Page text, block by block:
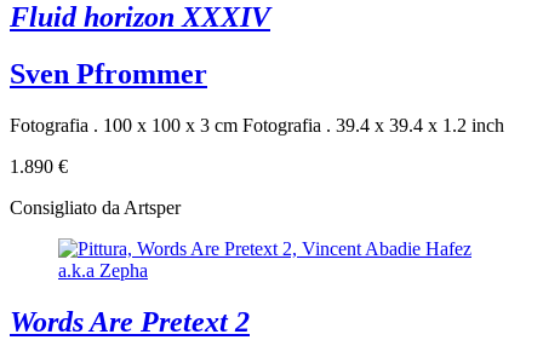
Fluid horizon XXXIV
Sven Pfrommer
Fotografia . 100 x 100 x 3 cm Fotografia . 39.4 x 39.4 x 1.2 inch
1.890 €
Consigliato da Artsper
Words Are Pretext 2